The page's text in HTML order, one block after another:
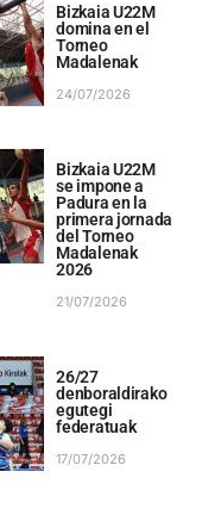
Bizkaia U22M
domina en el
Torneo
Madalenak
24/07/2026
Bizkaia U22M
se impone a
Padura en la
primera jornada
del Torneo
Madalenak
2026
21/07/2026
26/27
denboraldirako
egutegi
federatuak
17/07/2026